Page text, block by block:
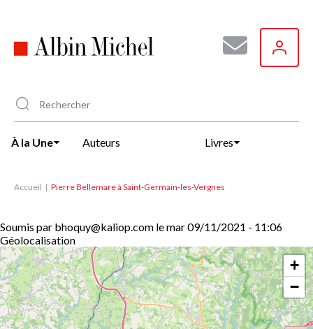
principal
À la Une Auteurs Livres
Accueil Pierre Bellemare à Saint-Germain-les-Vergnes
Soumis par bhoquy@kaliop.com lemar 09/11/2021 - 11:06
Géolocalisation
+
−